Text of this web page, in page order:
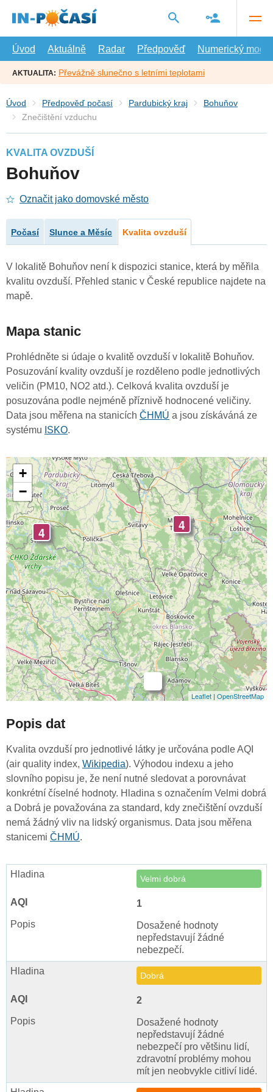
hlavní
Úvod
Aktuálně Radar Předpověď Numerický model
AKTUALITA: Převážně slunečno s letními teplotami
Úvod Předpověď počasí Pardubický kraj
Bohuňov
Znečištění vzduchu
KVALITA OVZDUŠÍ
Bohuňov
Označit jako domovské město
Počasí Slunce a Měsíc Kvalita ovzduší
V lokalitě Bohuňov není k dispozici stanice, která by měřila
kvalitu ovzduší. Přehled stanic v České republice najdete na
mapě.
Mapa stanic
Prohlédněte si údaje o kvalitě ovzduší v lokalitě Bohuňov.
Posuzování kvality ovzduší je rozděleno podle jednotlivých
veličin (PM10, NO2 atd.). Celková kvalita ovzduší je
posuzována podle nejméně příznivě hodnocené veličiny.
Data jsou měřena na stanicích ČHMÚ a jsou získáváná ze
systému ISKO.
4 4
+
−
Leaflet | OpenStreetMap
Popis dat
Kvalita ovzduší pro jednotlivé látky je určována podle AQI
(air quality index, Wikipedia). Výhodou indexu a jeho
slovního popisu je, že není nutné sledovat a porovnávat
konkrétní číselné hodnoty. Hladina s označením Velmi dobrá
a Dobrá je považována za standard, kdy znečištění ovzduší
nemá žádný vliv na lidský organismus. Data jsou měřena
stanicemi ČHMÚ.
Velmi dobrá
1
Dosažené hodnoty
nepředstavují žádné
nebezpečí.
Dobrá
2
Dosažené hodnoty
nepředstavují žádné
nebezpečí pro většinu lidí,
zdravotní problémy mohou
mít jen neobvykle citliví lidé.